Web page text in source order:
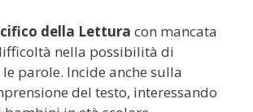
della Lettura con mancata
nella possibilità di
parole. Incide anche sulla
del testo, interessando